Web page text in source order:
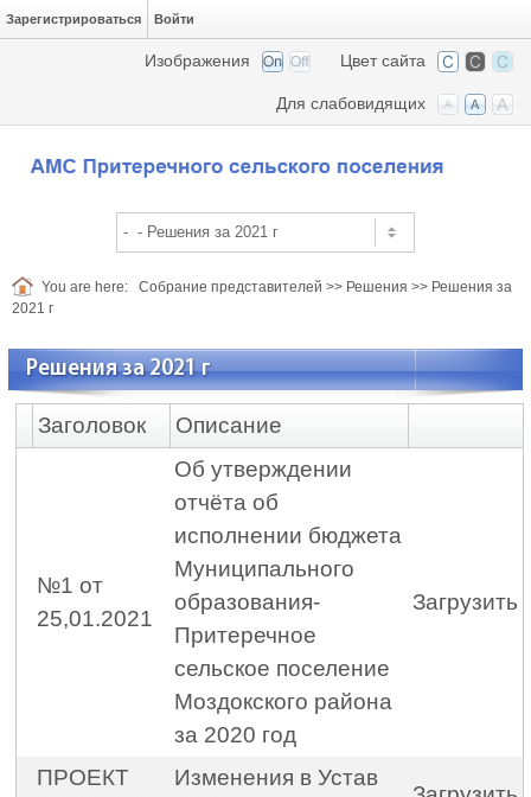
Зарегистрироваться Войти
Цвет сайта
Изображения
Для слабовидящих
You are here: Собрание представителей >> Решения >> Решения за
2021 г
Решения за 2021 г
Заголовок Описание
№1 от
25,01.2021
Об утверждении
отчёта об
исполнении бюджета
Муниципального
образования-
Притеречное
сельское поселение
Моздокского района
за 2020 год
Загрузить
ПРОЕКТ
Изменения в Устав